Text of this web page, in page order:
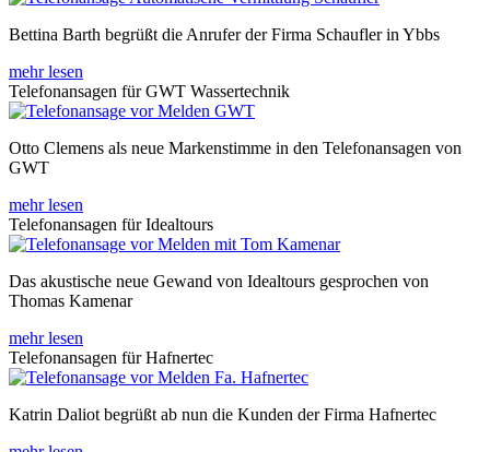
Bettina Barth begrüßt die Anrufer der Firma Schaufler in Ybbs
mehr lesen
Telefonansagen für GWT Wassertechnik
Otto Clemens als neue Markenstimme in den Telefonansagen von
GWT
mehr lesen
Telefonansagen für Idealtours
Das akustische neue Gewand von Idealtours gesprochen von
Thomas Kamenar
mehr lesen
Telefonansagen für Hafnertec
Katrin Daliot begrüßt ab nun die Kunden der Firma Hafnertec